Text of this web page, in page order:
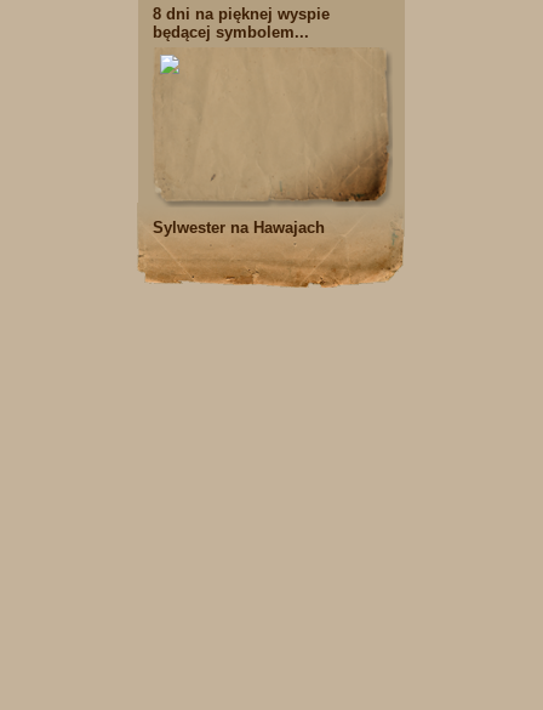
8 dni na pięknej wyspie
będącej symbolem...
Sylwester na Hawajach